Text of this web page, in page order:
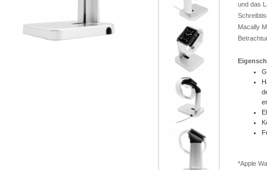
und das
Macally
*Apple